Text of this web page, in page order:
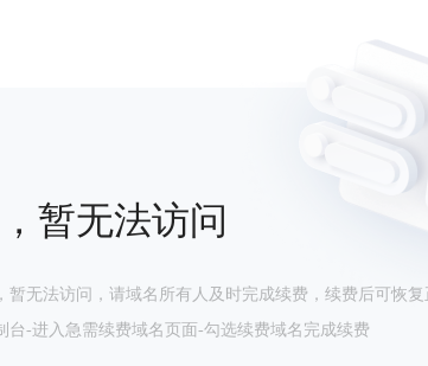
暂无法访问
暂无法访问，请域名所有人及时完成续费，续费后可恢复
台-进入急需续费域名页面-勾选续费域名完成续费